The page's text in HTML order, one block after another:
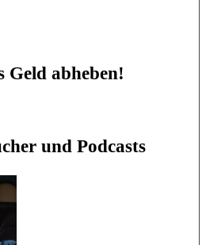
Geld abheben!
und Podcasts